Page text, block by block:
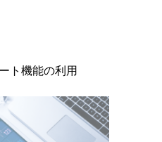
ト機能の利用